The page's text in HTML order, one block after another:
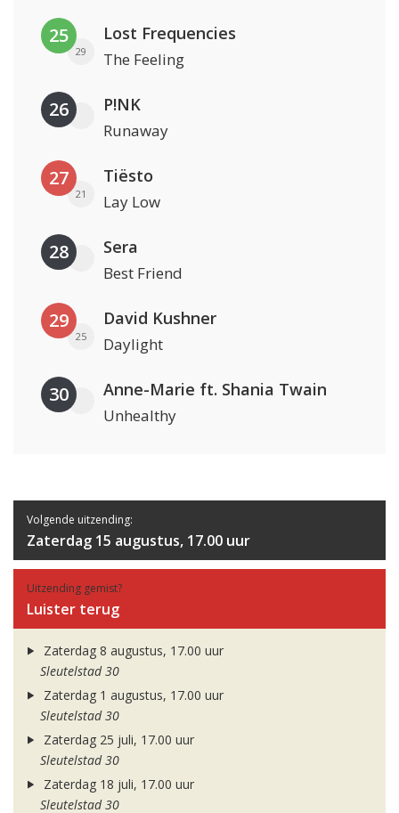
25
29
Lost Frequencies
The Feeling
26 P!NK
Runaway
27
21
Tiësto
Lay Low
28 Sera
Best Friend
29
25
David Kushner
Daylight
30 Anne-Marie ft. Shania Twain
Unhealthy
Volgende uitzending:
Zaterdag 15 augustus, 17.00 uur
Uitzending gemist?
Luister terug
Zaterdag 8 augustus, 17.00 uur
Sleutelstad 30
Zaterdag 1 augustus, 17.00 uur
Sleutelstad 30
Zaterdag 25 juli, 17.00 uur
Sleutelstad 30
Zaterdag 18 juli, 17.00 uur
Sleutelstad 30